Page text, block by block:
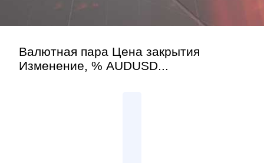
Валютная пара Цена закрытия
Изменение, % AUDUSD...
Контакт»